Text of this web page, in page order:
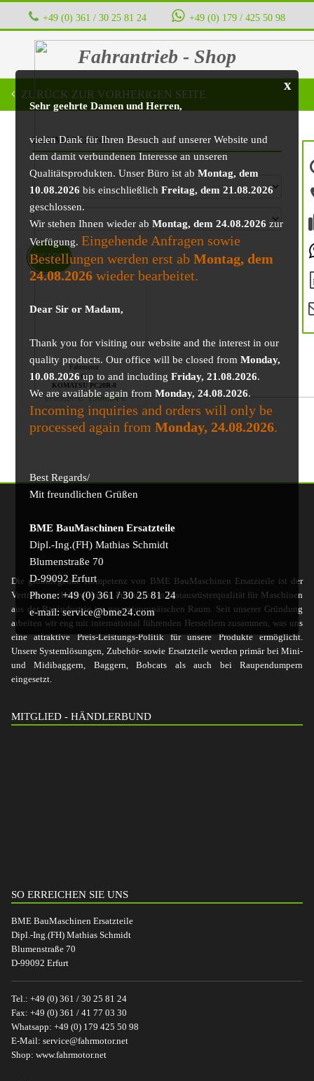
+49 (0) 361 / 30 25 81 24 ‭ ‭ ‭ ‭ +49 (0) 179 / 425 50 98
Fahrantrieb - Shop
x
Sehr geehrte Damen und Herren,
vielen Dank für Ihren Besuch auf unserer Website und
dem damit verbundenen Interesse an unseren
Qualitätsprodukten. Unser Büro ist abMontag, dem
10.08.2026 bis einschließlichFreitag, dem 21.08.2026
geschlossen.
Wir stehen Ihnen wieder abMontag, dem 24.08.2026 zur
Verfügung. Eingehende Anfragen sowie
Bestellungen werden erst abMontag, dem
24.08.2026 wieder bearbeitet.
Dear Sir or Madam,
Thank you for visiting our website and the interest in our
quality products. Our office will be closed fromMonday,
10.08.2026up to and includingFriday, 21.08.2026.
We are available again fromMonday, 24.08.2026.
Incoming inquiries and orders will only be
processed again fromMonday, 24.08.2026.
Best Regards/
Mit freundlichen Grüßen
BME BauMaschinen Ersatzteile
Dipl.-Ing.(FH) Mathias Schmidt
Blumenstraße 70
D-99092 Erfurt
Phone: +49 (0) 361 / 30 25 81 24
e-mail: service@bme24.com
ZURÜCK ZUR VORHERIGEN SEITE
BAUMASCHINE
Fahrmotor
für
KOMATSU PC20R-8
1705,27€ 1566,04€
ANGEBOT!
Die grundlegende Kompetenz von BME BauMaschinen Ersatzteile ist der
Vertrieb von hochwertigen Produkten in Erstausrüsterqualität für Maschinen
aus der Bauindustrie im gesamteuropäischen Raum. Seit unserer Gründung
arbeiten wir eng mit international führenden Herstellern zusammen, was uns
eine attraktive Preis-Leistungs-Politik für unsere Produkte ermöglicht.
Unsere Systemlösungen, Zubehör- sowie Ersatzteile werden primär bei Mini-
und Midibaggern, Baggern, Bobcats als auch bei Raupendumpern
eingesetzt.
MITGLIED - HÄNDLERBUND
SO ERREICHEN SIE UNS
BME BauMaschinen Ersatzteile
Dipl.-Ing.(FH) Mathias Schmidt
Blumenstraße 70
D-99092 Erfurt
Tel.: +49 (0) 361 / 30 25 81 24
Fax: +49 (0) 361 / 41 77 03 30
Whatsapp: +49 (0) 179 425 50 98
E-Mail: service@fahrmotor.net
Shop: www.fahrmotor.net